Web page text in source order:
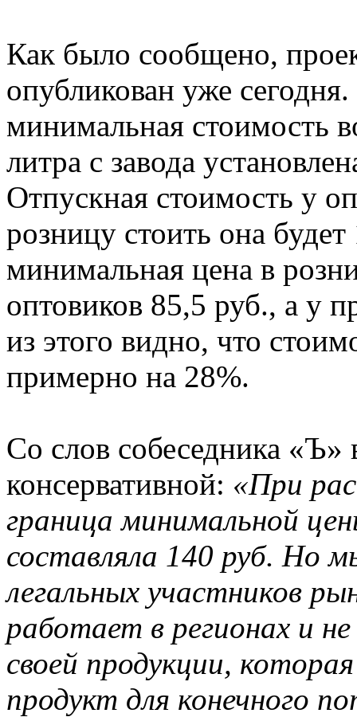
Как было сообщено,
опубликован уже
минимальная стоимость
литра с завода
Отпускная стоимость у
розницу стоить она
минимальная цена в
оптовиков 85,5 руб., а у
из этого видно, что
примерно на 28%.
Со слов собеседника «Ъ»
консервативной: «При
граница минимальной
составляла 140 руб. Но
легальных участников
работает в регионах и
своей продукции,
продукт для конечного